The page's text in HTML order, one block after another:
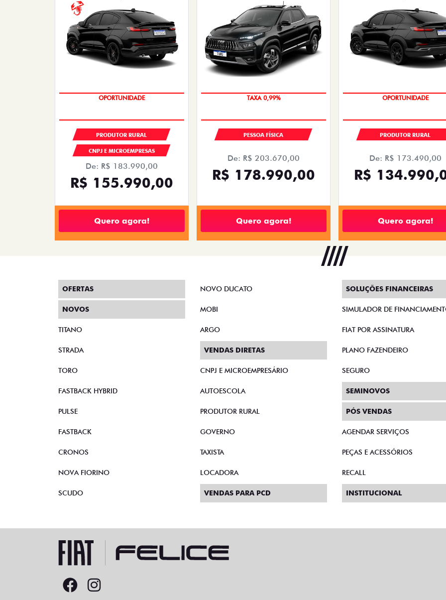
OPORTUNIDADE
PRODUTOR RURAL
CNPJ E MICROEMPRESAS
De: R$ 183.990,00
R$ 155.990,00
Quero agora!
COM USADO NA TROCA
PESSOA FÍSICA
De: R$ 203.670,00
R$ 178.990,00
Quero agora!
TAXA 0,99%
PRODUTOR RURAL
De: R$ 173.490,00
R$
Quero agora!
OFERTAS
NOVOS
TITANO
STRADA
TORO
FASTBACK HYBRID
PULSE
FASTBACK
CRONOS
NOVA FIORINO
SCUDO
NOVO DUCATO
MOBI
ARGO
VENDAS DIRETAS
CNPJ E MICROEMPRESÁRIO
AUTOESCOLA
PRODUTOR RURAL
GOVERNO
TAXISTA
LOCADORA
VENDAS PARA PCD
SOLUÇÕES FINANCEIRAS
SIMULADOR DE
FIAT POR ASSINATURA
PLANO FAZENDEIRO
SEGURO
SEMINOVOS
PÓS VENDAS
AGENDAR SERVIÇOS
PEÇAS E ACESSÓRIOS
RECALL
INSTITUCIONAL